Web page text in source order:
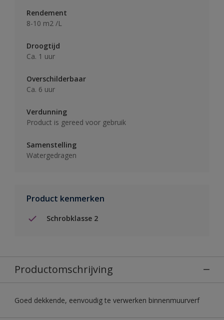
Rendement
8-10 m2 /L
Droogtijd
Ca. 1 uur
Overschilderbaar
Ca. 6 uur
Verdunning
Product is gereed voor gebruik
Samenstelling
Watergedragen
Product kenmerken
Schrobklasse 2
Productomschrijving
Goed dekkende, eenvoudig te verwerken binnenmuurverf